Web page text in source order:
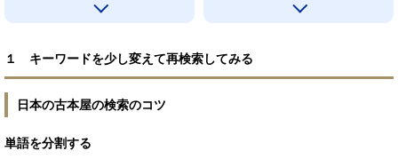
１ キーワードを少し変えて再検索してみる
日本の古本屋の検索のコツ
単語を分割する